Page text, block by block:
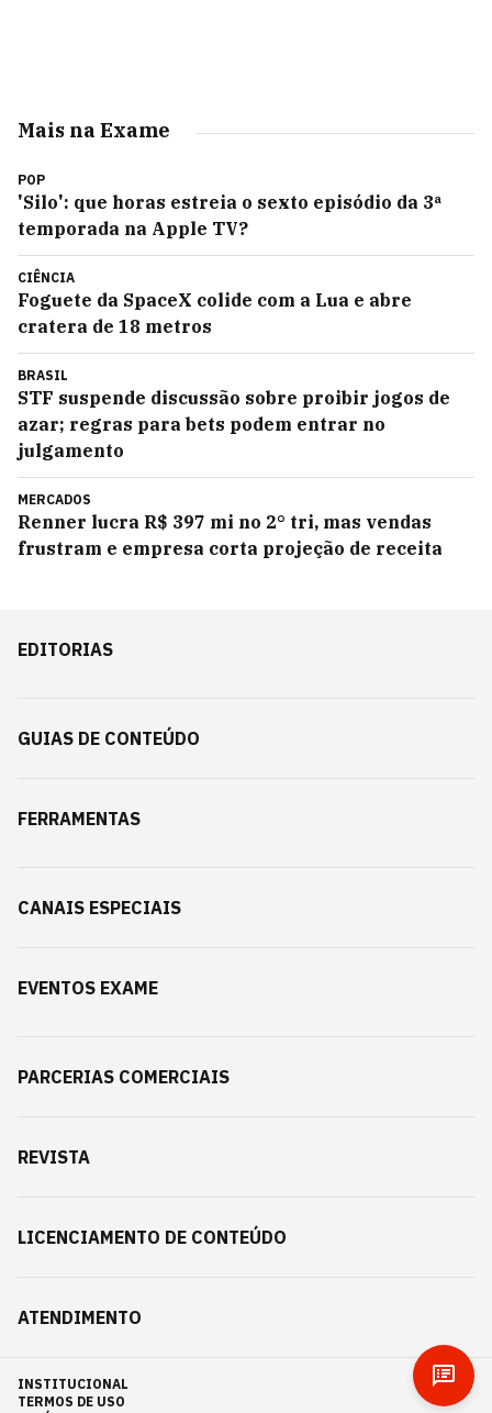
Mais na Exame
POP
'Silo': que horas estreia o sexto episódio da 3ª
temporada na Apple TV?
CIÊNCIA
Foguete da SpaceX colide com a Lua e abre
cratera de 18 metros
BRASIL
STF suspende discussão sobre proibir jogos de
azar; regras para bets podem entrar no
julgamento
MERCADOS
Renner lucra R$ 397 mi no 2° tri, mas vendas
frustram e empresa corta projeção de receita
EDITORIAS
GUIAS DE CONTEÚDO
FERRAMENTAS
CANAIS ESPECIAIS
EVENTOS EXAME
PARCERIAS COMERCIAIS
REVISTA
LICENCIAMENTO DE CONTEÚDO
ATENDIMENTO
INSTITUCIONAL
TERMOS DE USO